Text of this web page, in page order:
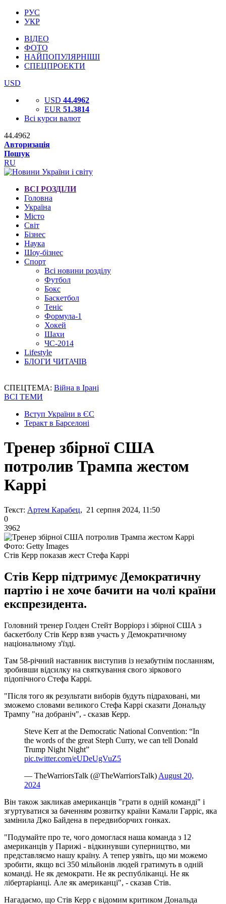
РУС
УКР
ВІДЕО
ФОТО
НАЙПОПУЛЯРНІШІ
СПЕЦПРОЕКТИ
USD
USD 44.4962
EUR 51.3814
Всі курси валют
44.4962
Авторизація
Пошук
RU
ВСІ РОЗДІЛИ
Головна
Україна
Місто
Світ
Бізнес
Наука
Шоу-бізнес
Спорт
Всі новини розділу
Футбол
Бокс
Баскетбол
Теніс
Формула-1
Хокей
Шахи
ЧС-2014
Lifestyle
БЛОГИ ЧИТАЧІВ
СПЕЦТЕМА: Війна в Ірані
ВСІ ТЕМИ
Вступ України в ЄС
Теракт в Барселоні
Тренер збірної США
потролив Трампа жестом
Каррі
Текст: Артем Карабец, 21 серпня 2024, 11:50
0
3962
Фото: Getty Images
Стів Керр показав жест Стефа Каррі
Стів Керр підтримує Демократичну
партію і не хоче бачити на чолі країни
експрезидента.
Головний тренер Голден Стейт Ворріорз і збірної США з
баскетболу Стів Керр взяв участь у Демократичному
національному з'їзді.
Там 58-річний наставник виступив із незабутнім посланням,
зробивши відсилку на святкування свого зіркового
підопічного Стефа Каррі.
"Після того як результати виборів будуть підраховані, ми
зможемо словами великого Стефа Каррі сказати Дональду
Трампу "на добраніч", - сказав Керр.
Steve Kerr at the Democratic National Convention: “In
the words of the great Steph Curry, we can tell Donald
Trump Night Night”
pic.twitter.com/eUDeUgVuZ5
— TheWarriorsTalk (@TheWarriorsTalk) August 20,
2024
Він також закликав американців "грати в одній команді" і
згуртуватися за баченням розвитку країни Камали Гарріс, яка
замінила Джо Байдена в передвиборчих гонках.
"Подумайте про те, чого домоглася наша команда з 12
американців у Парижі - відкинувши суперництво, ми
представляємо нашу країну. А тепер уявіть, що ми можемо
зробити, якщо всі 350 мільйонів людей гратимуть в одній
команді. Не як демократи. Не як республіканці. Не як
лібертаріанці. Але як американці", - сказав Стів.
Нагадаємо, що Стів Керр є відомим критиком Дональда